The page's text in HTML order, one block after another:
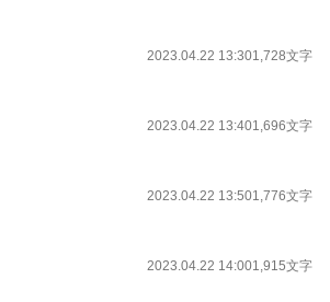
2023.04.22 13:301,728文字
2023.04.22 13:401,696文字
2023.04.22 13:501,776文字
2023.04.22 14:001,915文字